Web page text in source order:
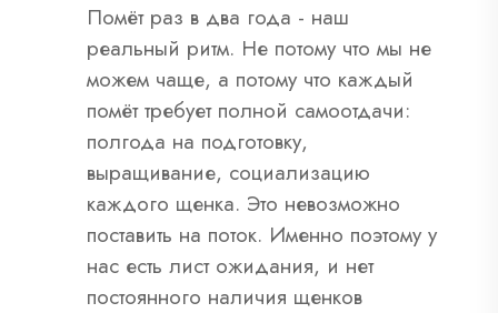
Помёт раз в два года - наш
реальный ритм. Не потому что мы не
можем чаще, а потому что каждый
помёт требует полной самоотдачи:
полгода на подготовку,
выращивание, социализацию
каждого щенка. Это невозможно
поставить на поток. Именно поэтому у
нас есть лист ожидания, и нет
постоянного наличия щенков